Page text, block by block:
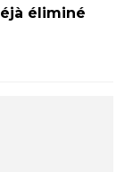
éliminé